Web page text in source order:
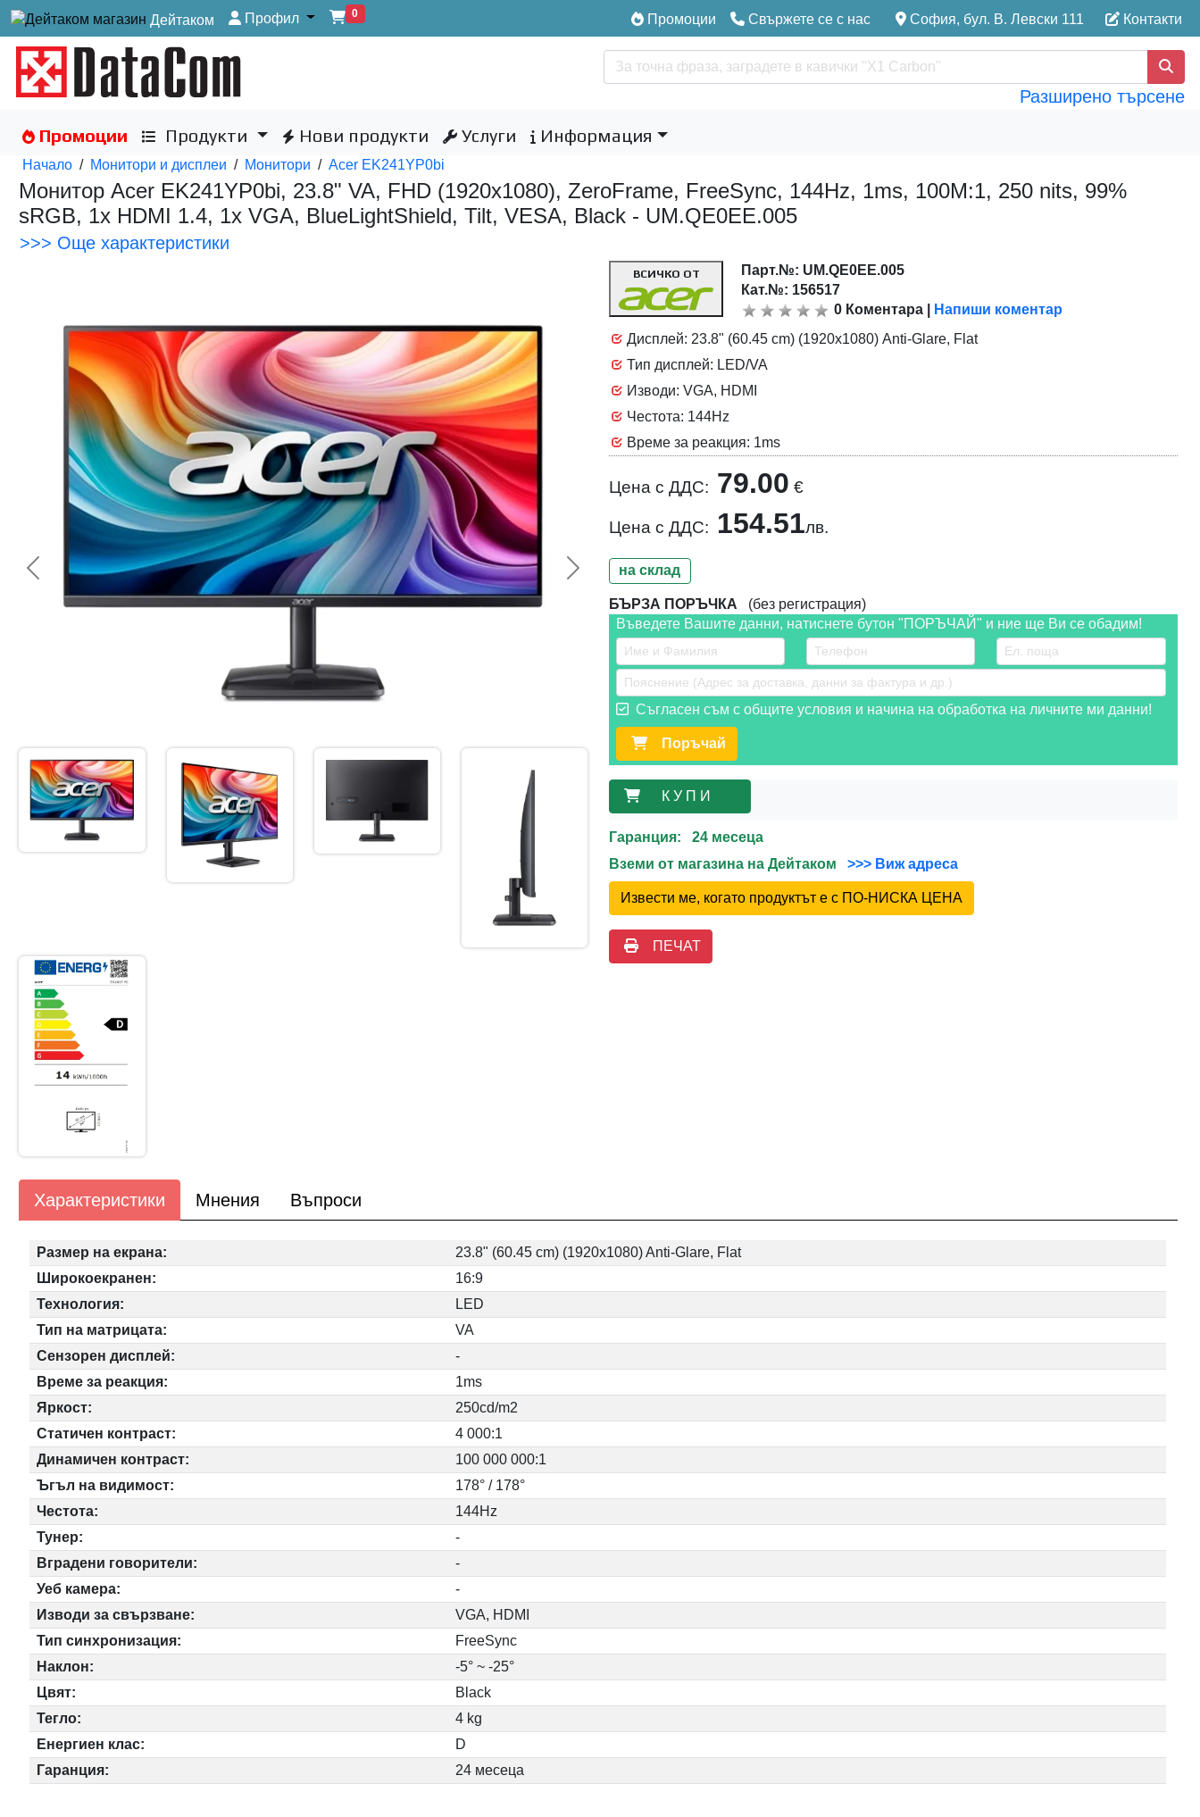
Дейтаком Профил 0 Промоции Свържете се с нас София, бул. В. Левски 111 Контакти
Разширено търсене
Промоции Продукти Нови продукти Услуги Информация
Начало / Монитори и дисплеи / Монитори / Acer EK241YP0bi
Монитор Acer EK241YP0bi, 23.8" VA, FHD (1920x1080), ZeroFrame, FreeSync, 144Hz, 1ms, 100M:1, 250 nits, 99%
sRGB, 1x HDMI 1.4, 1x VGA, BlueLightShield, Tilt, VESA, Black - UM.QE0EE.005
>>> Още характеристики
<< Предишна Следваща >>
ВСИЧКО ОТ Парт.№: UM.QE0EE.005
Кат.№: 156517
0 Коментара
Напиши коментар
Дисплей: 23.8" (60.45 cm) (1920x1080) Anti-Glare, Flat
Тип дисплей: LED/VA
Изводи: VGA, HDMI
Честота: 144Hz
Време за реакция: 1ms
Цена с ДДС: 79.00 €
Цена с ДДС: 154.51лв.
на склад
БЪРЗА ПОРЪЧКА (без регистрация)
Въведете Вашите данни, натиснете бутон "ПОРЪЧАЙ" и ние ще Ви се обадим!
Съгласен съм с общите условия и начина на обработка на личните ми данни!
Поръчай
К У П И
Гаранция: 24 месеца
Вземи от магазина на Дейтаком
>>> Виж адреса
Извести ме, когато продуктът е с ПО-НИСКА ЦЕНА
ПЕЧАТ
Характеристики Мнения Въпроси
Размер на екрана:
23.8" (60.45 cm) (1920x1080) Anti-Glare, Flat
Широкоекранен:
16:9
Технология:
LED
Тип на матрицата:
VA
Сензорен дисплей:
-
Време за реакция:
1ms
Яркост:
250cd/m2
Статичен контраст:
4 000:1
Динамичен контраст:
100 000 000:1
Ъгъл на видимост:
178° / 178°
Честота:
144Hz
Тунер:
-
Вградени говорители:
-
Уеб камера:
-
Изводи за свързване:
VGA, HDMI
Тип синхронизация:
FreeSync
Наклон:
-5° ~ -25°
Цвят:
Black
Тегло:
4 kg
Енергиен клас:
D
Гаранция:
24 месеца